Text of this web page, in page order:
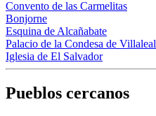
Convento de las Carmelitas
Bonjorne
Esquina de Alcañabate
Palacio de la Condesa de Villaleal
Iglesia de El Salvador
Pueblos cercanos